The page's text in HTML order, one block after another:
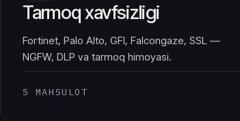
Tarmoq xavfsizligi
Fortinet, Palo Alto, GFI, Falcongaze, SSL —
NGFW, DLP va tarmoq himoyasi.
5 MAHSULOT